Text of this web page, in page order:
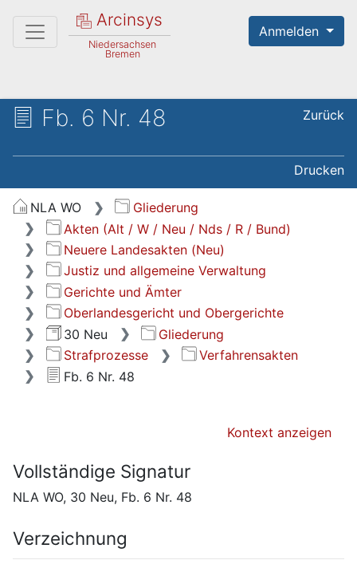
Arcinsys
Niedersachsen
Bremen
Anmelden
Fb. 6 Nr. 48 Zurück
Drucken
NLA WO
Gliederung
Akten (Alt / W / Neu / Nds / R / Bund)
Neuere Landesakten (Neu)
Justiz und allgemeine Verwaltung
Gerichte und Ämter
Oberlandesgericht und Obergerichte
30 Neu
Gliederung
Strafprozesse
Verfahrensakten
Fb. 6 Nr. 48
Kontext anzeigen
Vollständige Signatur
NLA WO, 30 Neu, Fb. 6 Nr. 48
Verzeichnung